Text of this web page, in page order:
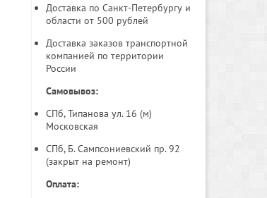
Доставка по Санкт-Петербургу и
области от 500 рублей
Доставка заказов транспортной
компанией по территории
России
Самовывоз:
СПб, Типанова ул. 16 (м)
Московская
СПб, Б. Сампсониевский пр. 92
(закрыт на ремонт)
Оплата: